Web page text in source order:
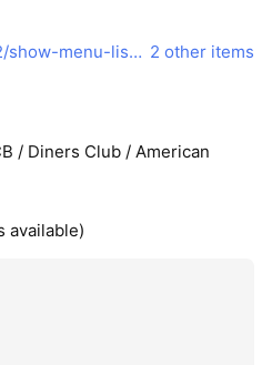
fan-card.jp/gooit_fc62/show-menu-list?hstId=1&utm_source=line_nerima_ekimae&utm_medium=reserve 2 other items
/ Diners Club / American
available)